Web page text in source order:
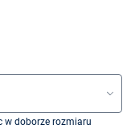
w doborze rozmiaru